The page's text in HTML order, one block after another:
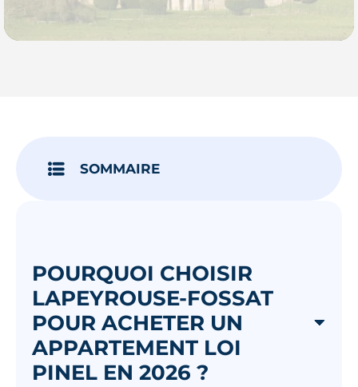
SOMMAIRE
POURQUOI CHOISIR
LAPEYROUSE-FOSSAT
POUR ACHETER UN
APPARTEMENT LOI
PINEL EN 2026 ?